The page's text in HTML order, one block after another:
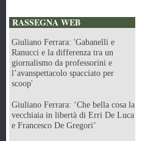
RASSEGNA WEB
Giuliano Ferrara: 'Gabanelli e
Ranucci e la differenza tra un
giornalismo da professorini e
l’avanspettacolo spacciato per
scoop'
Giuliano Ferrara: ‘Che bella cosa la
vecchiaia in libertà di Erri De Luca
e Francesco De Gregori’